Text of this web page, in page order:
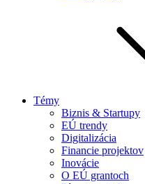
Témy
Biznis & Startupy
EÚ trendy
Digitalizácia
Financie projektov
Inovácie
O EÚ grantoch